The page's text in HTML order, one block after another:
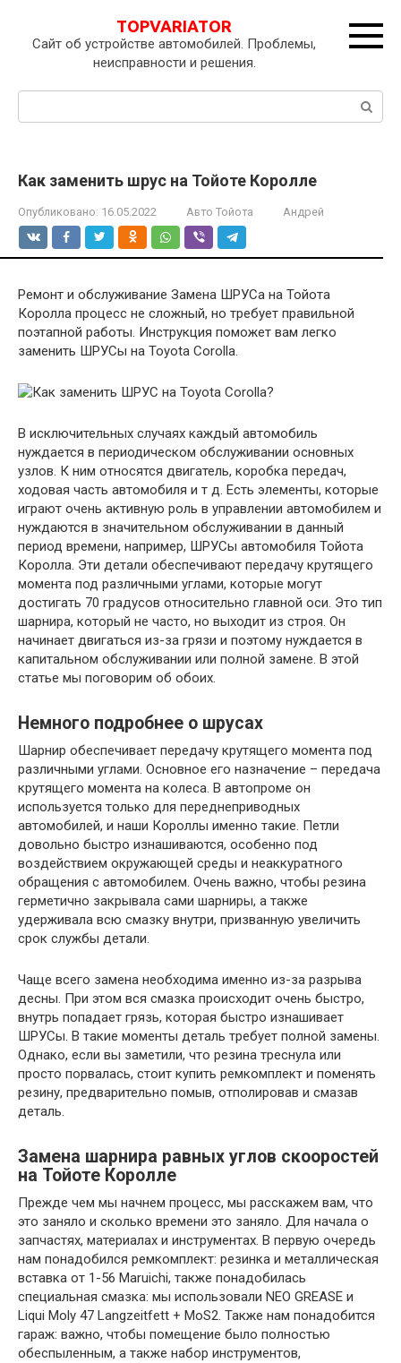
контенту
TOPVARIATOR
Сайт об устройстве автомобилей. Проблемы,
неисправности и решения.
Поиск:
Как заменить шрус на Тойоте Королле
Опубликовано: 16.05.2022 Авто Тойота Андрей
Ремонт и обслуживание Замена ШРУСа на Тойота
Королла процесс не сложный, но требует правильной
поэтапной работы. Инструкция поможет вам легко
заменить ШРУСы на Toyota Corolla.
В исключительных случаях каждый автомобиль
нуждается в периодическом обслуживании основных
узлов. К ним относятся двигатель, коробка передач,
ходовая часть автомобиля и т д. Есть элементы, которые
играют очень активную роль в управлении автомобилем и
нуждаются в значительном обслуживании в данный
период времени, например, ШРУСы автомобиля Тойота
Королла. Эти детали обеспечивают передачу крутящего
момента под различными углами, которые могут
достигать 70 градусов относительно главной оси. Это тип
шарнира, который не часто, но выходит из строя. Он
начинает двигаться из-за грязи и поэтому нуждается в
капитальном обслуживании или полной замене. В этой
статье мы поговорим об обоих.
Немного подробнее о шрусах
Шарнир обеспечивает передачу крутящего момента под
различными углами. Основное его назначение – передача
крутящего момента на колеса. В автопроме он
используется только для переднеприводных
автомобилей, и наши Короллы именно такие. Петли
довольно быстро изнашиваются, особенно под
воздействием окружающей среды и неаккуратного
обращения с автомобилем. Очень важно, чтобы резина
герметично закрывала сами шарниры, а также
удерживала всю смазку внутри, призванную увеличить
срок службы детали.
Чаще всего замена необходима именно из-за разрыва
десны. При этом вся смазка происходит очень быстро,
внутрь попадает грязь, которая быстро изнашивает
ШРУСы. В такие моменты деталь требует полной замены.
Однако, если вы заметили, что резина треснула или
просто порвалась, стоит купить ремкомплект и поменять
резину, предварительно помыв, отполировав и смазав
деталь.
Замена шарнира равных углов скооростей
на Тойоте Королле
Прежде чем мы начнем процесс, мы расскажем вам, что
это заняло и сколько времени это заняло. Для начала о
запчастях, материалах и инструментах. В первую очередь
нам понадобился ремкомплект: резинка и металлическая
вставка от 1-56 Maruichi, также понадобилась
специальная смазка: мы использовали NEO GREASE и
Liqui Moly 47 Langzeitfett + MoS2. Также нам понадобится
гараж: важно, чтобы помещение было полностью
обеспыленным, а также набор инструментов,